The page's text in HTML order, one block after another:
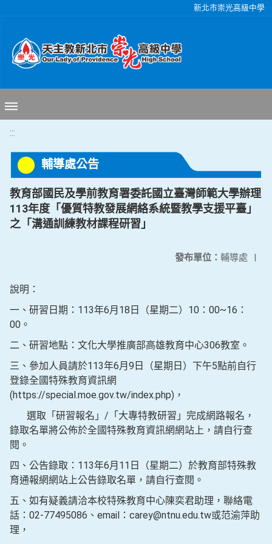
新北市崇光高級中學
:::
輔導處公告
教育部國民及學前教育署委託國立臺灣師範大學辦理
113年度「優質特教發展網絡系統暨教學支援平臺」
之「溝通訓練教材課程研習」
發布單位： 輔導處 |
說明：
一、研習日期：113年6月18日（星期二）10：00~16：
00。
二、研習地點：文化大學推廣部高雄教育中心306教室。
三、參加人員請於113年6月9日（星期日）下午5點前自行
登錄全國特殊教育資訊網
(https://special.moe.gov.tw/index.php)，
選取「研習報名」/「大專特教研習」完成網路報名，
錄取名單將公佈於全國特殊教育資訊網網站上，請自行查
閱。
四、公告錄取：113年6月11日（星期二）於教育部特殊教
育通報網網站上公告錄取名單，請自行查閱。
五、如有疑義請洽本校特殊教育中心陳奕君助理，聯絡電
話：02-77495086、email：carey@ntnu.edu.tw或范渝萍助
理，